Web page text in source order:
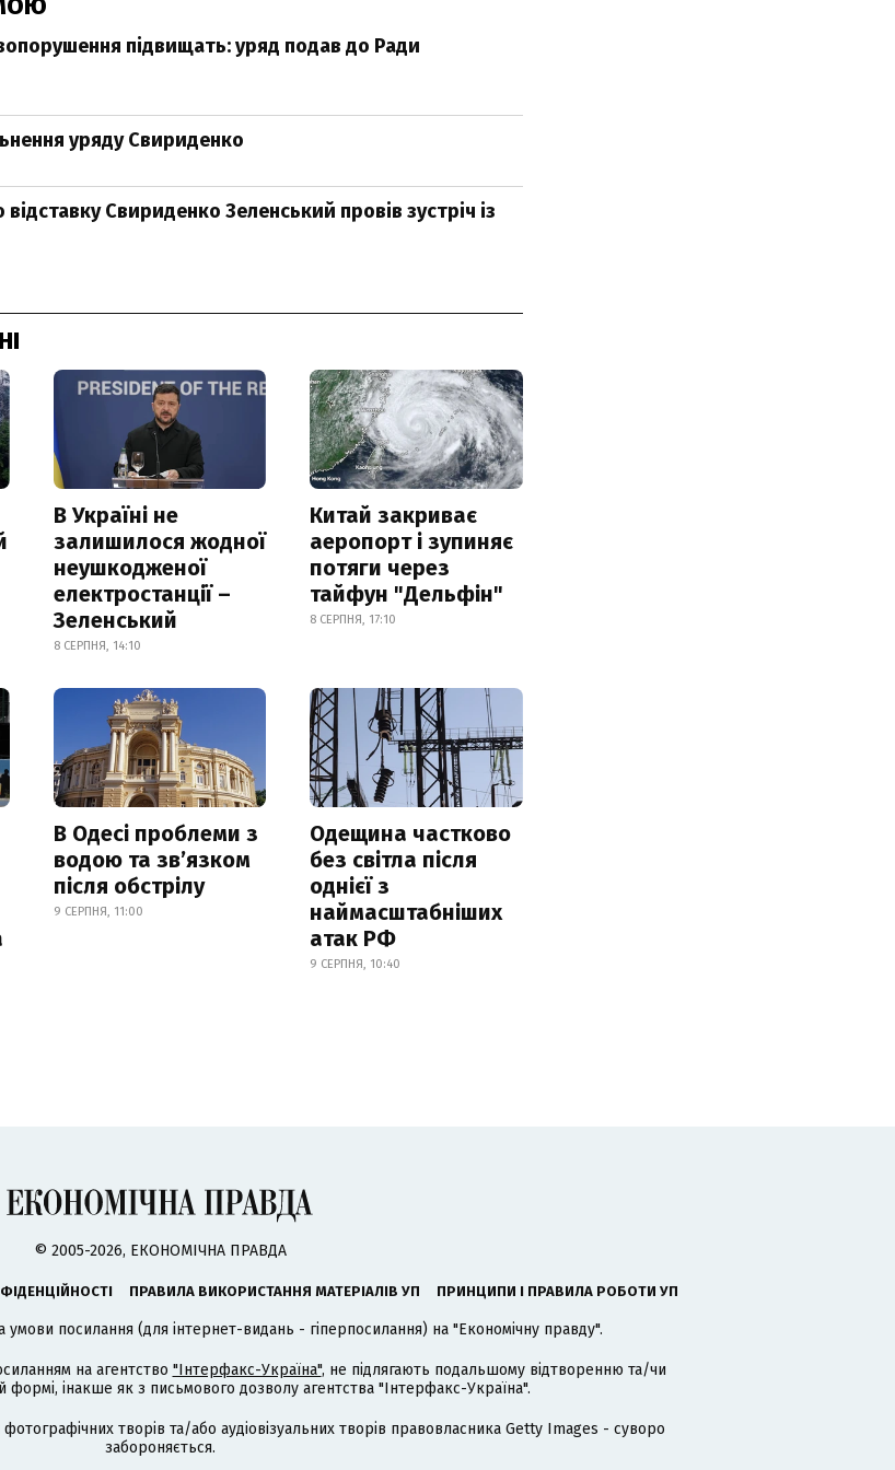
підвищать: уряд подав до Ради
уряду Свириденко
Свириденко Зеленський провів зустріч із
В Україні не
залишилося жодної
неушкодженої
електростанції –
Зеленський
8 СЕРПНЯ, 14:10
Китай закриває
аеропорт і зупиняє
потяги через
тайфун "Дельфін"
8 СЕРПНЯ, 17:10
В Одесі проблеми з
водою та звʼязком
після обстрілу
9 СЕРПНЯ, 11:00
Одещина частково
без світла після
однієї з
наймасштабніших
атак РФ
9 СЕРПНЯ, 10:40
© 2005-2026, ЕКОНОМІЧНА ПРАВДА
ПРАВИЛА ВИКОРИСТАННЯ МАТЕРІАЛІВ УП ПРИНЦИПИ І ПРАВИЛА РОБОТИ УП
умови посилання (для інтернет-видань - гіперпосилання) на "Економічну правду".
на агентство "Інтерфакс-Україна", не підлягають подальшому відтворенню та/чи
інакше як з письмового дозволу агентства "Інтерфакс-Україна".
творів та/або аудіовізуальних творів правовласника Getty Images - суворо
забороняється.